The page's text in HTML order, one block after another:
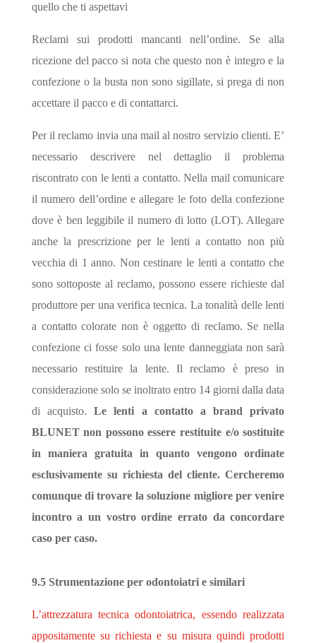
quello che ti aspettavi
Reclami sui prodotti mancanti nell’ordine. Se alla
ricezione del pacco si nota che questo non è integro e la
confezione o la busta non sono sigillate, si prega di non
accettare il pacco e di contattarci.
Per il reclamo invia una mail al nostro servizio clienti. E’
necessario descrivere nel dettaglio il problema
riscontrato con le lenti a contatto. Nella mail comunicare
il numero dell’ordine e allegare le foto della confezione
dove è ben leggibile il numero di lotto (LOT). Allegare
anche la prescrizione per le lenti a contatto non più
vecchia di 1 anno. Non cestinare le lenti a contatto che
sono sottoposte al reclamo, possono essere richieste dal
produttore per una verifica tecnica. La tonalità delle lenti
a contatto colorate non è oggetto di reclamo. Se nella
confezione ci fosse solo una lente danneggiata non sarà
necessario restituire la lente. Il reclamo è preso in
considerazione solo se inoltrato entro 14 giorni dalla data
di acquisto.Le lenti a contatto a brand privato
BLUNET non possono essere restituite e/o sostituite
in maniera gratuita in quanto vengono ordinate
esclusivamente su richiesta del cliente. Cercheremo
comunque di trovare la soluzione migliore per venire
incontro a un vostro ordine errato da concordare
caso per caso.
9.5 Strumentazione per odontoiatri e similari
L’attrezzatura tecnica odontoiatrica, essendo realizzata
appositamente su richiesta e su misura quindi prodotti